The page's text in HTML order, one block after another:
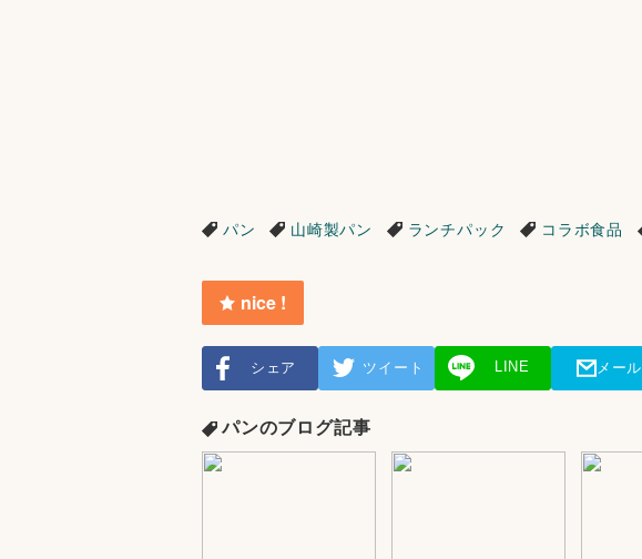
パン 山崎製パン ランチパック コラボ食品
nice !
シェア ツイート LINE メール
パンのブログ記事